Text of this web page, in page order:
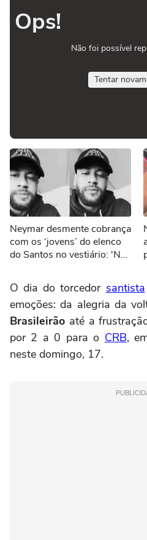
Ops!
Não foi possível
Tentar
Neymar desmente cobrança
com os ‘jovens’ do elenco
do Santos no vestiário: 'Não
O dia do torcedor santista
emoções: da alegria da
Brasileirão até a
por 2 a 0 para o CRB,
neste domingo, 17.